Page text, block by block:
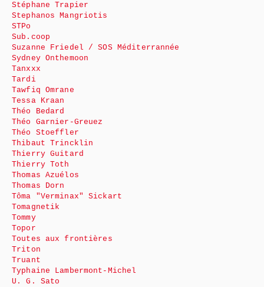
Stéphane Trapier
Stephanos Mangriotis
STPo
Sub.coop
Suzanne Friedel / SOS Méditerrannée
Sydney Onthemoon
Tanxxx
Tardi
Tawfiq Omrane
Tessa Kraan
Théo Bedard
Théo Garnier-Greuez
Théo Stoeffler
Thibaut Trincklin
Thierry Guitard
Thierry Toth
Thomas Azuélos
Thomas Dorn
Tôma "Verminax" Sickart
Tomagnetik
Tommy
Topor
Toutes aux frontières
Triton
Truant
Typhaine Lambermont-Michel
U. G. Sato